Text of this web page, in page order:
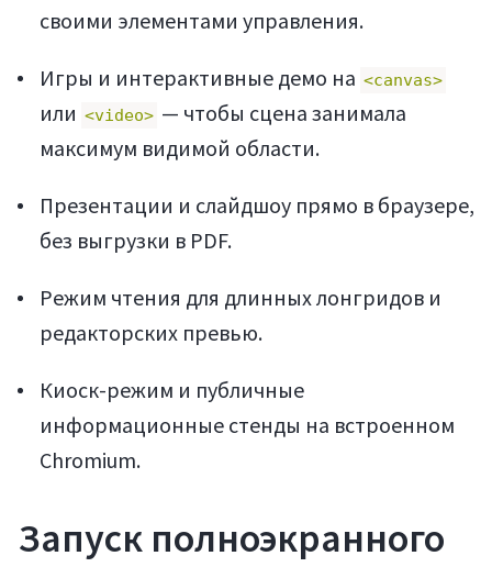
своими элементами управления.
Игры и интерактивные демо на <canvas>
или <video> — чтобы сцена занимала
максимум видимой области.
Презентации и слайдшоу прямо в браузере,
без выгрузки в PDF.
Режим чтения для длинных лонгридов и
редакторских превью.
Киоск-режим и публичные
информационные стенды на встроенном
Chromium.
Запуск полноэкранного